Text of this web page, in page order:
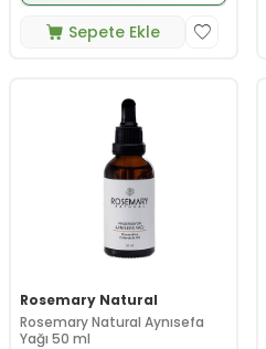
Sepete Ekle
Rosemary Natural
Rosemary Natural Aynısefa
Yağı 50 ml